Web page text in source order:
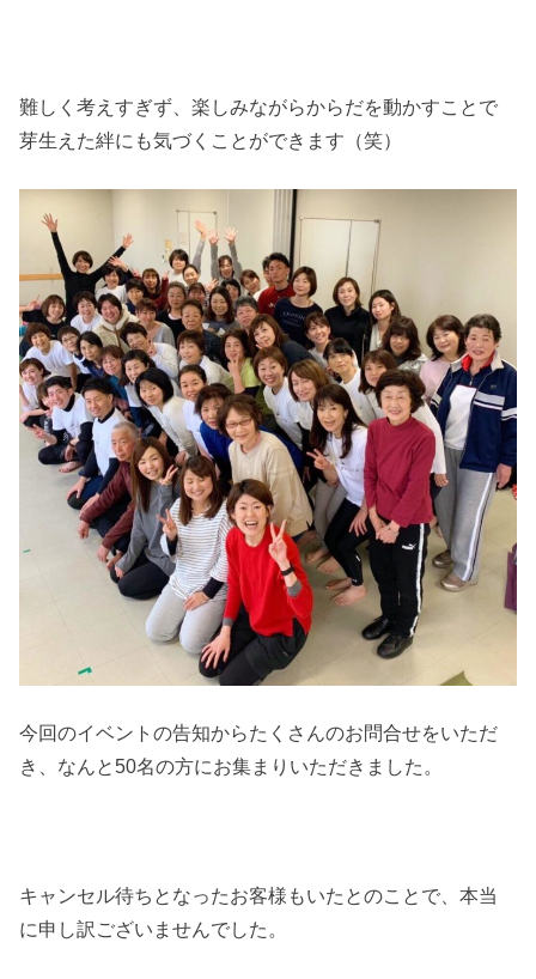
難しく考えすぎず、楽しみながらからだを動かすことで
芽生えた絆にも気づくことができます（笑）
今回のイベントの告知からたくさんのお問合せをいただ
き、なんと50名の方にお集まりいただきました。
キャンセル待ちとなったお客様もいたとのことで、本当
に申し訳ございませんでした。